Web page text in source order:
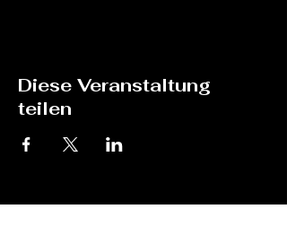
Diese Veranstaltung
teilen